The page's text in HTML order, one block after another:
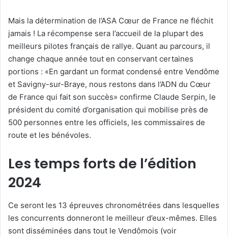
Mais la détermination de l’ASA Cœur de France ne fléchit
jamais ! La récompense sera l’accueil de la plupart des
meilleurs pilotes français de rallye. Quant au parcours, il
change chaque année tout en conservant certaines
portions : «En gardant un format condensé entre Vendôme
et Savigny-sur-Braye, nous restons dans l’ADN du Cœur
de France qui fait son succès» confirme Claude Serpin, le
président du comité d’organisation qui mobilise près de
500 personnes entre les officiels, les commissaires de
route et les bénévoles.
Les temps forts de l’édition
2024
Ce seront les 13 épreuves chronométrées dans lesquelles
les concurrents donneront le meilleur d’eux-mêmes. Elles
sont disséminées dans tout le Vendômois (voir